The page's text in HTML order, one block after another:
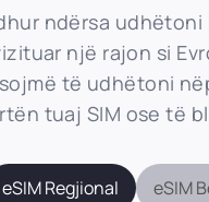
ndërsa
një rajon si
të udhëtoni
tuaj SIM ose të
eSIM Regjional eSIM